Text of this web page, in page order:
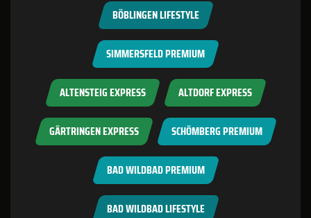
BÖBLINGEN LIFESTYLE
SIMMERSFELD PREMIUM
ALTENSTEIG EXPRESS ALTDORF EXPRESS
GÄRTRINGEN EXPRESS SCHÖMBERG PREMIUM
BAD WILDBAD PREMIUM
BAD WILDBAD LIFESTYLE